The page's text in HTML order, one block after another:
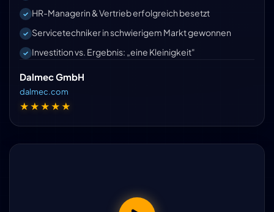
HR-Managerin & Vertrieb erfolgreich besetzt
Servicetechniker in schwierigem Markt gewonnen
Investition vs. Ergebnis: „eine Kleinigkeit"
Dalmec GmbH
dalmec.com
★★★★★